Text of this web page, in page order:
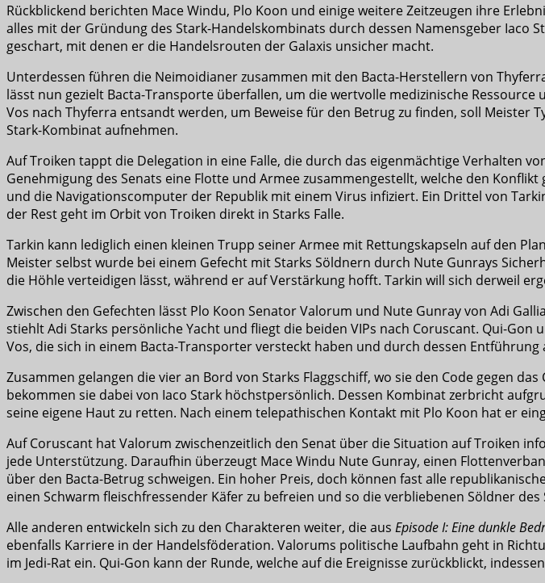
Rückblickend berichten Mace Windu, Plo Koon und einige weitere Zeitzeugen ihre
alles mit der Gründung des Stark-Handelskombinats durch dessen Namensgeber
geschart, mit denen er die Handelsrouten der Galaxis unsicher macht.
Unterdessen führen die Neimoidianer zusammen mit den Bacta-Herstellern von
lässt nun gezielt Bacta-Transporte überfallen, um die wertvolle medizinische
Vos nach Thyferra entsandt werden, um Beweise für den Betrug zu finden, soll
Stark-Kombinat aufnehmen.
Auf Troiken tappt die Delegation in eine Falle, die durch das eigenmächtige Verhalten
Genehmigung des Senats eine Flotte und Armee zusammengestellt, welche den
und die Navigationscomputer der Republik mit einem Virus infiziert. Ein Drittel von
der Rest geht im Orbit von Troiken direkt in Starks Falle.
Tarkin kann lediglich einen kleinen Trupp seiner Armee mit Rettungskapseln auf den
Meister selbst wurde bei einem Gefecht mit Starks Söldnern durch Nute Gunrays
die Höhle verteidigen lässt, während er auf Verstärkung hofft. Tarkin will sich derweil
Zwischen den Gefechten lässt Plo Koon Senator Valorum und Nute Gunray von Adi
stiehlt Adi Starks persönliche Yacht und fliegt die beiden VIPs nach Coruscant. Qui-
Vos, die sich in einem Bacta-Transporter versteckt haben und durch dessen Entführung
Zusammen gelangen die vier an Bord von Starks Flaggschiff, wo sie den Code gegen
bekommen sie dabei von Iaco Stark höchstpersönlich. Dessen Kombinat zerbricht
seine eigene Haut zu retten. Nach einem telepathischen Kontakt mit Plo Koon hat er
Auf Coruscant hat Valorum zwischenzeitlich den Senat über die Situation auf Troiken
jede Unterstützung. Daraufhin überzeugt Mace Windu Nute Gunray, einen
über den Bacta-Betrug schweigen. Ein hoher Preis, doch können fast alle
einen Schwarm fleischfressender Käfer zu befreien und so die verbliebenen Söldner
Alle anderen entwickeln sich zu den Charakteren weiter, die aus Episode I: Eine dunkle
ebenfalls Karriere in der Handelsföderation. Valorums politische Laufbahn geht in
im Jedi-Rat ein. Qui-Gon kann der Runde, welche auf die Ereignisse zurückblickt,